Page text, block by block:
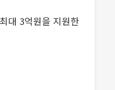
대 3억원을 지원한